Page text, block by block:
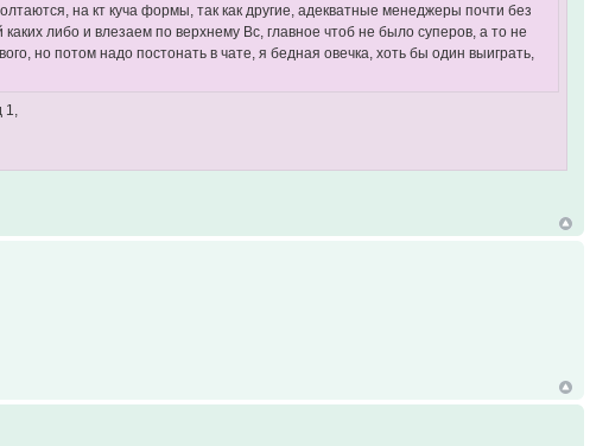
на кт куча формы, так как другие, адекватные менеджеры почти без
либо и влезаем по верхнему Вс, главное чтоб не было суперов, а то не
но потом надо постонать в чате, я бедная овечка, хоть бы один выиграть,
1,